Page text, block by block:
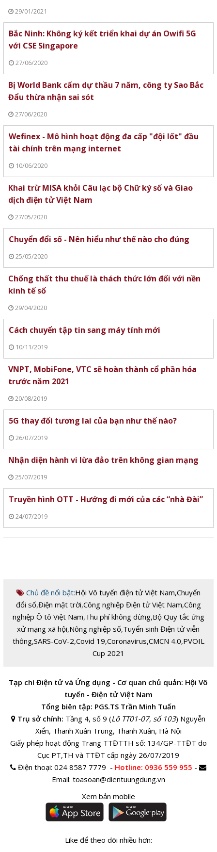
29/01/2021
Bắc Ninh: Không ký kết triển khai dự án Owifi 5G
với CSE Singapore
27/06/2020
Bị World Bank cấm dự thầu 7 năm, công ty Sao Bắc
Đẩu thừa nhận sai sót
27/06/2020
Wefinex - Mô hình hoạt động đa cấp "đội lốt" đầu
tài chính trên mạng internet
10/06/2020
Khai trừ MISA khỏi Câu lạc bộ Chữ ký số và Giao
dịch điện tử Việt Nam
27/05/2020
Chuyển đổi số - Nên hiểu như thế nào cho đúng
25/05/2020
Chống thất thu thuế là thách thức lớn đối với nền
kinh tế số
29/04/2020
Cách chuyển tập tin sang máy tính mới
10/11/2019
VNPT, MobiFone, VTC sẽ hoàn thành cổ phần hóa
trước năm 2021
20/08/2019
5G thay đổi tương lai của bạn như thế nào?
26/07/2019
Nhận diện hành vi lừa đảo trên không gian mạng
25/07/2019
Truyền hình OTT - Hướng đi mới của các “nhà Đài”
24/07/2019
Chủ đề nổi bật:Hội Vô tuyến điện tử Việt Nam,Chuyển
đổi số,Điện mặt trời,Công nghiệp Điện tử Việt Nam,Công
nghiệp Ô tô Việt Nam,Thu phí không dừng,Bộ Quy tắc ứng
xử mạng xã hội,Nông nghiệp số,Tuyển sinh Điện tử viễn
thông,SARS-CoV-2,Covid 19,Coronavirus,CMCN 4.0,PVOIL
Cup 2021
Tạp chí Điện tử và Ứng dụng - Cơ quan chủ quản: Hội Vô
tuyến - Điện tử Việt Nam
Tổng biên tập: PGS.TS Trần Minh Tuấn
Trụ sở chính: Tầng 4, số 9 (Lô TT01-07, số 103) Nguyễn
Xiển, Thanh Xuân Trung, Thanh Xuân, Hà Nội
Giấy phép hoạt động Trang TTĐTTH số: 134/GP-TTĐT do
Cục PT,TH và TTĐT cấp ngày 26/07/2019
Điện thoại:024 8587 7779 - Hotline: 0936 559 955 -
Email: toasoan@dientuungdung.vn
Xem bản mobile
Like để theo dõi nhiều hơn: